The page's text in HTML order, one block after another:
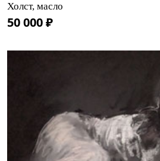
Холст, масло
50 000 ₽